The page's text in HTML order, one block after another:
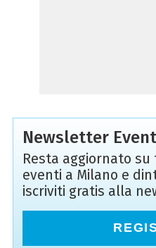
Newsletter
Resta aggiornato
eventi a Milano e
iscriviti gratis alla